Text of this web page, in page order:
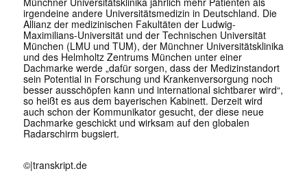
irgendeine andere Universitätsmedizin in Deutschland. Die
Allianz der medizinischen Fakultäten der Ludwig-
Maximilians-Universität und der Technischen Universität
München (LMU und TUM), der Münchner Universitätsklinika
und des Helmholtz Zentrums München unter einer
Dachmarke werde „dafür sorgen, dass der Medizinstandort
sein Potential in Forschung und Krankenversorgung noch
besser ausschöpfen kann und international sichtbarer wird“,
so heißt es aus dem bayerischen Kabinett. Derzeit wird
auch schon der Kommunikator gesucht, der diese neue
Dachmarke geschickt und wirksam auf den globalen
Radarschirm bugsiert.
©|transkript.de